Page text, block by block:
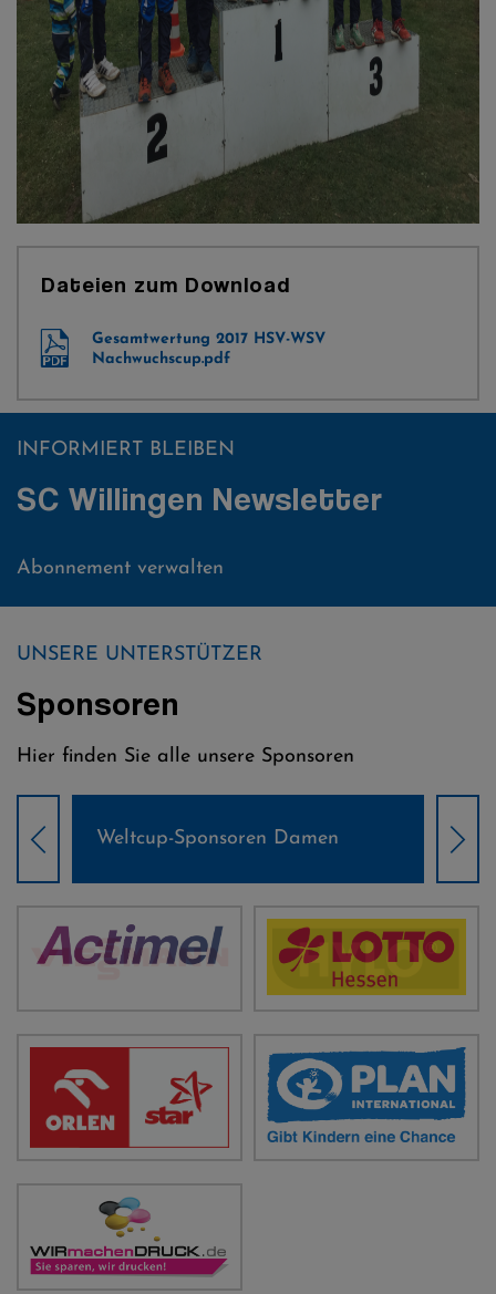
Dateien zum Download
Gesamtwertung 2017 HSV-WSV
Nachwuchscup.pdf
INFORMIERT BLEIBEN
SC Willingen Newsletter
Abonnement verwalten
UNSERE UNTERSTÜTZER
Sponsoren
Hier finden Sie alle unsere Sponsoren
Weltcup-Sponsoren Damen